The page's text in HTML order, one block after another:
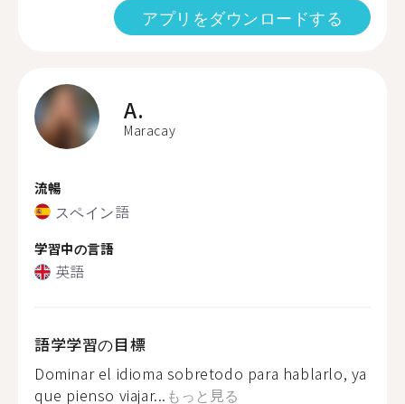
アプリをダウンロードする
A.
Maracay
流暢
スペイン語
学習中の言語
英語
語学学習の目標
Dominar el idioma sobretodo para hablarlo, ya
que pienso viajar... もっと見る